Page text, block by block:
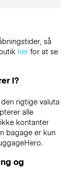
så
herfor at se
I?
rigtige valuta
alle
kontanter
bagage er kun
og